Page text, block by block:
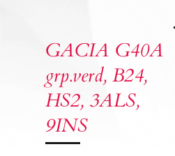
GACIA G40A
grp.verd, B24,
HS2, 3ALS,
9INS